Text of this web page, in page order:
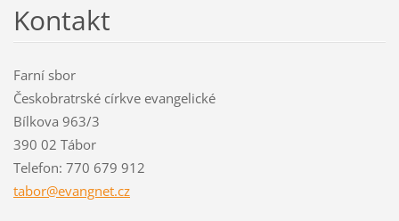
Kontakt
Farní sbor
Českobratrské církve evangelické
Bílkova 963/3
390 02 Tábor
Telefon: 770 679 912
tabor@evangnet.cz